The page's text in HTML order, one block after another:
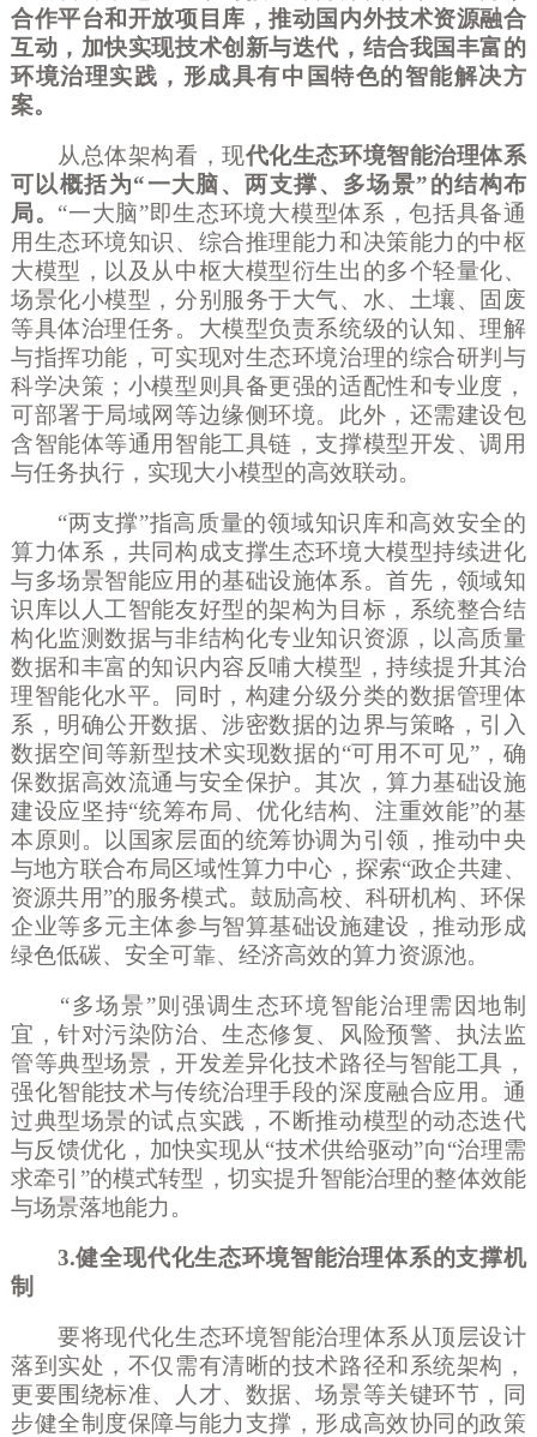
合作平台和开放项目库，推动国内外技术资源融合
互动，加快实现技术创新与迭代，结合我国丰富的
环境治理实践，形成具有中国特色的智能解决方
案。
从总体架构看，现代化生态环境智能治理体系
可以概括为“一大脑、两支撑、多场景”的结构布
局。 “一大脑”即生态环境大模型体系，包括具备通
用生态环境知识、综合推理能力和决策能力的中枢
大模型，以及从中枢大模型衍生出的多个轻量化、
场景化小模型，分别服务于大气、水、土壤、固废
等具体治理任务。大模型负责系统级的认知、理解
与指挥功能，可实现对生态环境治理的综合研判与
科学决策；小模型则具备更强的适配性和专业度，
可部署于局域网等边缘侧环境。此外，还需建设包
含智能体等通用智能工具链，支撑模型开发、调用
与任务执行，实现大小模型的高效联动。
“两支撑”指高质量的领域知识库和高效安全的
算力体系，共同构成支撑生态环境大模型持续进化
与多场景智能应用的基础设施体系。首先，领域知
识库以人工智能友好型的架构为目标，系统整合结
构化监测数据与非结构化专业知识资源，以高质量
数据和丰富的知识内容反哺大模型，持续提升其治
理智能化水平。同时，构建分级分类的数据管理体
系，明确公开数据、涉密数据的边界与策略，引入
数据空间等新型技术实现数据的“可用不可见”，确
保数据高效流通与安全保护。其次，算力基础设施
建设应坚持“统筹布局、优化结构、注重效能”的基
本原则。以国家层面的统筹协调为引领，推动中央
与地方联合布局区域性算力中心，探索“政企共建、
资源共用”的服务模式。鼓励高校、科研机构、环保
企业等多元主体参与智算基础设施建设，推动形成
绿色低碳、安全可靠、经济高效的算力资源池。
“多场景”则强调生态环境智能治理需因地制
宜，针对污染防治、生态修复、风险预警、执法监
管等典型场景，开发差异化技术路径与智能工具，
强化智能技术与传统治理手段的深度融合应用。通
过典型场景的试点实践，不断推动模型的动态迭代
与反馈优化，加快实现从“技术供给驱动”向“治理需
求牵引”的模式转型，切实提升智能治理的整体效能
与场景落地能力。
3.健全现代化生态环境智能治理体系的支撑机
制
要将现代化生态环境智能治理体系从顶层设计
落到实处，不仅需有清晰的技术路径和系统架构，
更要围绕标准、人才、数据、场景等关键环节，同
步健全制度保障与能力支撑，形成高效协同的政策